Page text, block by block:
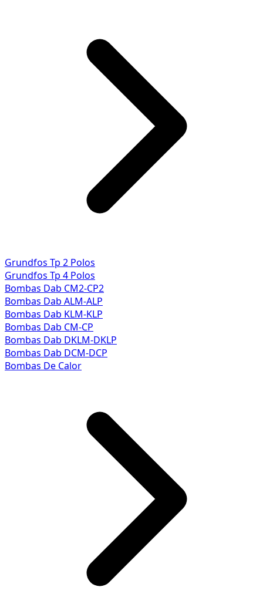
Grundfos Tp 2 Polos
Grundfos Tp 4 Polos
Bombas Dab CM2-CP2
Bombas Dab ALM-ALP
Bombas Dab KLM-KLP
Bombas Dab CM-CP
Bombas Dab DKLM-DKLP
Bombas Dab DCM-DCP
Bombas De Calor